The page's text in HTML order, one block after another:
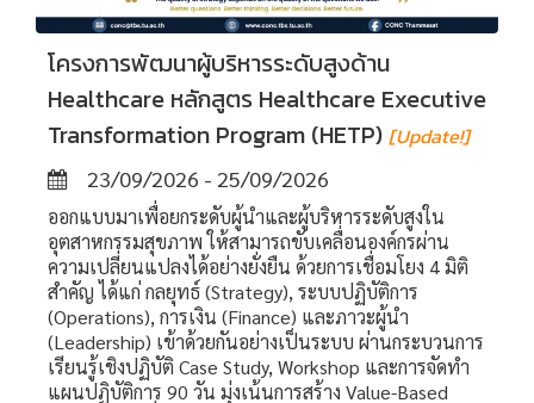
โครงการพัฒนาผู้บริหารระดับสูงด้าน
Healthcare หลักสูตร Healthcare Executive
Transformation Program (HETP) [Update!]
23/09/2026 - 25/09/2026
ออกแบบมาเพื่อยกระดับผู้นำและผู้บริหารระดับสูงใน
อุตสาหกรรมสุขภาพ ให้สามารถขับเคลื่อนองค์กรผ่าน
ความเปลี่ยนแปลงได้อย่างยั่งยืน ด้วยการเชื่อมโยง 4 มิติ
สำคัญ ได้แก่ กลยุทธ์ (Strategy), ระบบปฏิบัติการ
(Operations), การเงิน (Finance) และภาวะผู้นำ
(Leadership) เข้าด้วยกันอย่างเป็นระบบ ผ่านกระบวนการ
เรียนรู้เชิงปฏิบัติ Case Study, Workshop และการจัดทำ
แผนปฏิบัติการ 90 วัน มุ่งเน้นการสร้าง Value-Based